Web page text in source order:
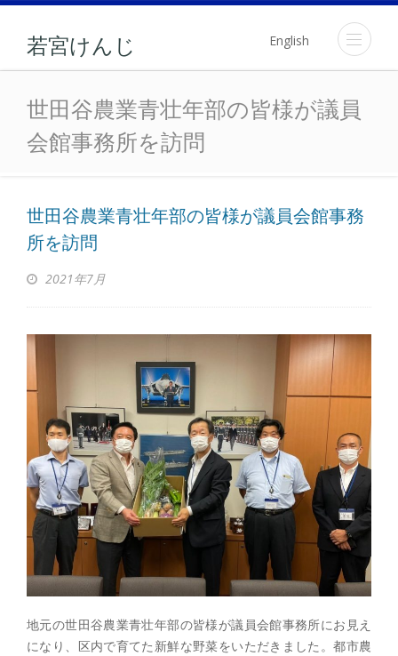
若宮けんじ English
世田谷農業青壮年部の皆
世田谷農業青壮年部の皆様が議員
会館事務所を訪問
世田谷農業青壮年部の皆様が議員会館事務
所を訪問
2021年7月
地元の世田谷農業青壮年部の皆様が議員会館事務所にお見え
になり、区内で育てた新鮮な野菜をいただきました。都市農